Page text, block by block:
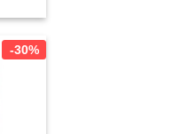
-30%